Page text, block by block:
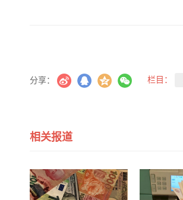
分享： 栏目：
相关报道